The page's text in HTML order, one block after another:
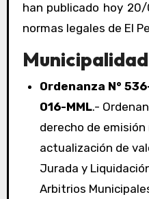
han publicado hoy
normas legales de El
Ordenanza N°
016-MML.-
derecho de
actualización de
Jurada y
Arbitrios